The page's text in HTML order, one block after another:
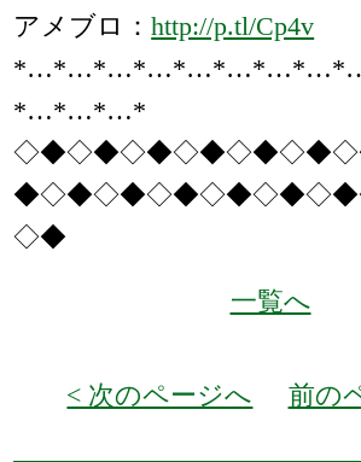
アメブロ：http://p.tl/Cp4v
*…*…*…*
◇◆
一覧へ
< 次のページへ 前の